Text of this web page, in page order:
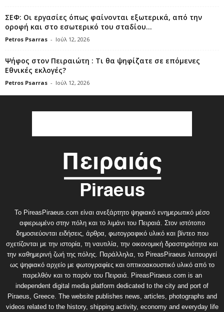
ΣΕΦ: Οι εργασίες όπως φαίνονται εξωτερικά, από την
οροφή και στο εσωτερικό του σταδίου...
Petros Psarras - Ιούλ 12, 2026
Ψήφος στον Πειραιώτη : Τι θα ψηφίζατε σε επόμενες
Εθνικές εκλογές?
Petros Psarras - Ιούλ 12, 2026
Το PireasPiraeus.com είναι ανεξάρτητο ψηφιακό ενημερωτικό μέσο
αφιερωμένο στην πόλη και το λιμάνι του Πειραιά. Στον ιστότοπο
δημοσιεύονται ειδήσεις, άρθρα, φωτογραφικό υλικό και βίντεο που
σχετίζονται με την ιστορία, τη ναυτιλία, την οικονομική δραστηριότητα και
την καθημερινή ζωή της πόλης. Παράλληλα, το PireasPiraeus λειτουργεί
ως ψηφιακό αρχείο με φωτογραφίες και οπτικοακουστικό υλικό από το
παρελθόν και το παρόν του Πειραιά. PireasPiraeus.com is an
independent digital media platform dedicated to the city and port of
Piraeus, Greece. The website publishes news, articles, photographs and
videos related to the history, shipping activity, economy and everyday life